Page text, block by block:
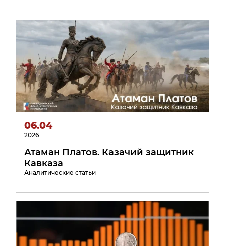
06.04
2026
Атаман Платов. Казачий защитник
Кавказа
Аналитические статьи